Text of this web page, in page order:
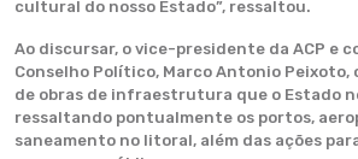
cultural do nosso Estado”, ressaltou.
Ao discursar, o vice-presidente da ACP e
Conselho Político, Marco Antonio
de obras de infraestrutura que o Estado
ressaltando pontualmente os portos,
saneamento no litoral, além das ações